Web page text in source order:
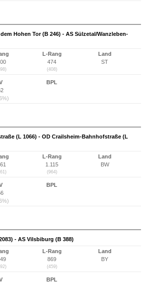
Hohen Tor (B 246) - AS Sülzetal/Wanzleben-
L-Rang
474
(408)
Land
ST
BPL
(L 1066) - OD Crailsheim-Bahnhofstraße (L
L-Rang
1.115
(964)
Land
BW
BPL
- AS Vilsbiburg (B 388)
L-Rang
869
(459)
Land
BY
BPL